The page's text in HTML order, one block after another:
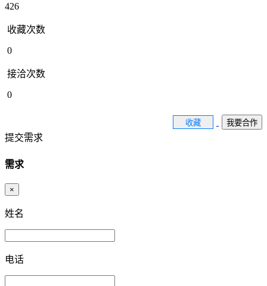
426
收藏次数
0
接洽次数
0
收藏 我要合作
提交需求
需求
×
姓名
电话